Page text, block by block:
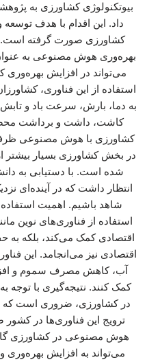
بیوتکنولوژی کشاورزی به
داد. این اقدام با هدف
کشاورزی صورت گرفته
بهره‌وری هوش مصنوعی به
می‌تواند در افزایش بهره‌وری
استفاده از این فناوری،
به دما، بارش، سرعت باد و
کاشت، داشت و برداشت
کشاورزی با هوش مصنوعی
در بخش کشاورزی بسیار بیشتر
شده است. با دستیابی به
انتظار داشت که در آینده‌ای
شاهد باشیم. اهمیت
استفاده از فناوری‌های نوین
اقتصادی کمک می‌کند، بلکه
اقتصادی نیز می‌انجامد. این
آب، کاهش مصرف سموم و
کمک کنند. نتیجه‌گیری با توجه
در کشاورزی، ضروری است که
ترویج این فناوری‌ها در
هوش مصنوعی در کشاورزی
می‌تواند به افزایش بهره‌وری